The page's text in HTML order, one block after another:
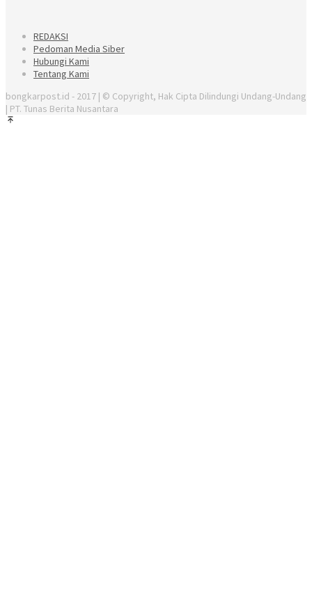
REDAKSI
Pedoman Media Siber
Hubungi Kami
Tentang Kami
bongkarpost.id - 2017 | © Copyright, Hak Cipta Dilindungi Undang-Undang
| PT. Tunas Berita Nusantara